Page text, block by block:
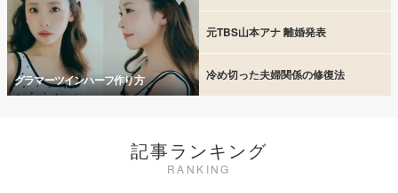
グラマーツインハーフ作り方
元TBS山本アナ 離婚発表
冷め切った夫婦関係の修復法
記事ランキング
RANKING